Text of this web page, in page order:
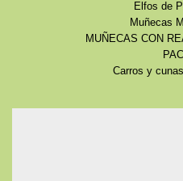
Elfos de
Muñecas
MUÑECAS CON
Carros y